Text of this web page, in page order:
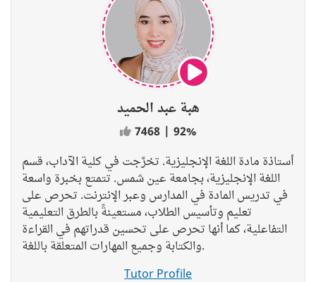
هبة عبد الحميد
7468 | 92%
أستاذة مادة اللغة الإنجليزية. تخرَّجت في كلية الآداب، قسم
اللغة الإنجليزية، بجامعة عين شمس. تتمتع بخبرة واسعة
في تدريس المادة في المدارس وعبر الإنترنت. تحرص على
تعليم وتأسيس الطلاب، مستعينةً بالطرق التعليمية
التفاعلية، كما أنها تحرص على تحسين قدراتهم في القراءة
والكتابة وجميع المهارات المتعلقة باللغة.
Tutor Profile